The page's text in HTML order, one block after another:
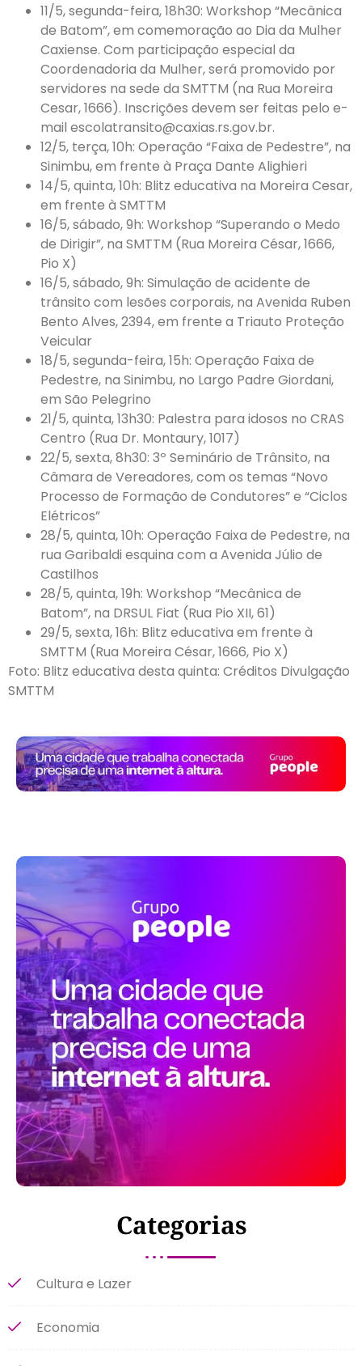
11/5, segunda-feira, 18h30: Workshop “Mecânica
de Batom”, em comemoração ao Dia da Mulher
Caxiense. Com participação especial da
Coordenadoria da Mulher, será promovido por
servidores na sede da SMTTM (na Rua Moreira
Cesar, 1666). Inscrições devem ser feitas pelo e-
mail escolatransito@caxias.rs.gov.br.
12/5, terça, 10h: Operação “Faixa de Pedestre”, na
Sinimbu, em frente à Praça Dante Alighieri
14/5, quinta, 10h: Blitz educativa na Moreira Cesar,
em frente à SMTTM
16/5, sábado, 9h: Workshop “Superando o Medo
de Dirigir”, na SMTTM (Rua Moreira César, 1666,
Pio X)
16/5, sábado, 9h: Simulação de acidente de
trânsito com lesões corporais, na Avenida Ruben
Bento Alves, 2394, em frente a Triauto Proteção
Veicular
18/5, segunda-feira, 15h: Operação Faixa de
Pedestre, na Sinimbu, no Largo Padre Giordani,
em São Pelegrino
21/5, quinta, 13h30: Palestra para idosos no CRAS
Centro (Rua Dr. Montaury, 1017)
22/5, sexta, 8h30: 3º Seminário de Trânsito, na
Câmara de Vereadores, com os temas “Novo
Processo de Formação de Condutores” e “Ciclos
Elétricos”
28/5, quinta, 10h: Operação Faixa de Pedestre, na
rua Garibaldi esquina com a Avenida Júlio de
Castilhos
28/5, quinta, 19h: Workshop “Mecânica de
Batom”, na DRSUL Fiat (Rua Pio XII, 61)
29/5, sexta, 16h: Blitz educativa em frente à
SMTTM (Rua Moreira César, 1666, Pio X)
Foto: Blitz educativa desta quinta: Créditos Divulgação
SMTTM
Categorias
Cultura e Lazer
Economia